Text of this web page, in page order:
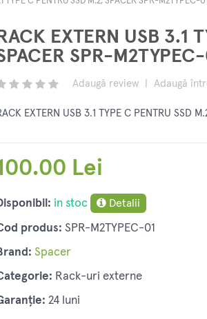
RACK EXTERN USB 3.1
SPR-M2TYPEC-
Adaugă review Adaugă
EXTERN USB 3.1 TYPE C PENTRU SSD
Lei
in stoc Detalii
produs: SPR-M2TYPEC-01
Spacer
Rack-uri externe
24 luni